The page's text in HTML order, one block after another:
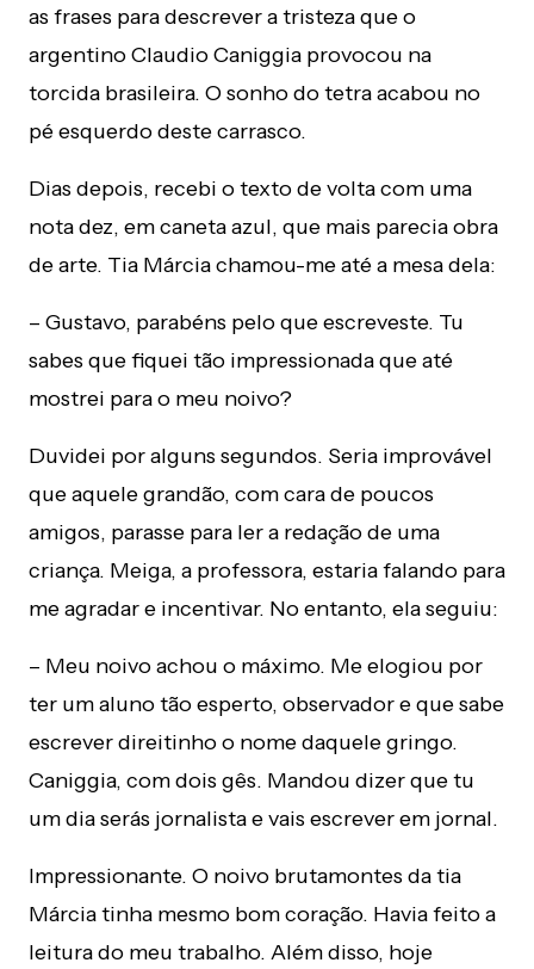
as frases para descrever a tristeza que o
argentino Claudio Caniggia provocou na
torcida brasileira. O sonho do tetra acabou no
pé esquerdo deste carrasco.
Dias depois, recebi o texto de volta com uma
nota dez, em caneta azul, que mais parecia obra
de arte. Tia Márcia chamou-me até a mesa dela:
– Gustavo, parabéns pelo que escreveste. Tu
sabes que fiquei tão impressionada que até
mostrei para o meu noivo?
Duvidei por alguns segundos. Seria improvável
que aquele grandão, com cara de poucos
amigos, parasse para ler a redação de uma
criança. Meiga, a professora, estaria falando para
me agradar e incentivar. No entanto, ela seguiu:
– Meu noivo achou o máximo. Me elogiou por
ter um aluno tão esperto, observador e que sabe
escrever direitinho o nome daquele gringo.
Caniggia, com dois gês. Mandou dizer que tu
um dia serás jornalista e vais escrever em jornal.
Impressionante. O noivo brutamontes da tia
Márcia tinha mesmo bom coração. Havia feito a
leitura do meu trabalho. Além disso, hoje